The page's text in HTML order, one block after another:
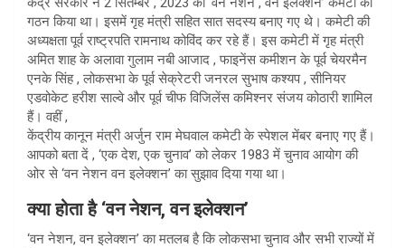
गठन किया था। इसमें गृह मंत्री सहित सात सदस्य बनाए गए थे। कमेटी की
अध्यक्षता पूर्व राष्ट्रपति रामनाथ कोविंद कर रहे हैं। इस कमेटी में गृह मंत्री
अमित शाह के अलावा गुलाम नबी आजाद , फाइनेंस कमीशन के पूर्व चेयरमैन
एनके सिंह , लोकसभा के पूर्व सेक्रेटरी जनरल सुभाष कश्यप , सीनियर
एडवोकेट हरीश साल्वे और पूर्व चीफ विजिलेंस कमिश्नर संजय कोठारी शामिल
हैं। वहीं ,
केंद्रीय कानून मंत्री अर्जुन राम मेघवाल कमेटी के स्पेशल मेंबर बनाए गए हैं।
आपको बता दें , ‘एक देश, एक चुनाव’ को लेकर 1983 में चुनाव आयोग की
ओर से ‘वन नेशन वन इलेक्शन’ का सुझाव दिया गया था।
क्या होता है ‘वन नेशन, वन इलेक्शन’
‘वन नेशन, वन इलेक्शन’ का मतलब है कि लोकसभा चुनाव और सभी राज्यों में